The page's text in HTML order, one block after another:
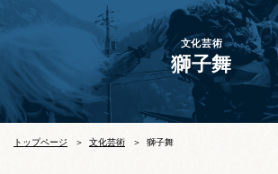
文化財 獅子舞
文化芸術
獅子舞
トップページ 文化芸術 獅子舞